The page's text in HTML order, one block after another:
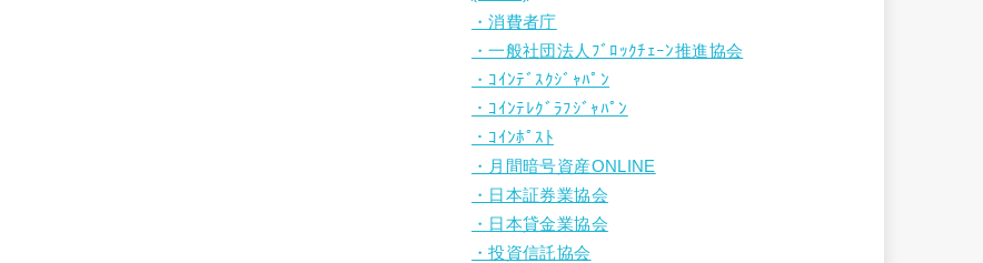
・消費者庁
・一般社団法人ﾌﾞﾛｯｸﾁｪｰﾝ推進協会
・ｺｲﾝﾃﾞｽｸｼﾞｬﾊﾟﾝ
・ｺｲﾝﾃﾚｸﾞﾗﾌｼﾞｬﾊﾟﾝ
・ｺｲﾝﾎﾟｽﾄ
・月間暗号資産ONLINE
・日本証券業協会
・日本貸金業協会
・投資信託協会